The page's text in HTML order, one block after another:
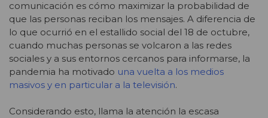
comunicación es cómo maximizar la probabilidad de
que las personas reciban los mensajes. A diferencia de
lo que ocurrió en el estallido social del 18 de octubre,
cuando muchas personas se volcaron a las redes
sociales y a sus entornos cercanos para informarse, la
pandemia ha motivado una vuelta a los medios
masivos y en particular a la televisión.
Considerando esto, llama la atención la escasa